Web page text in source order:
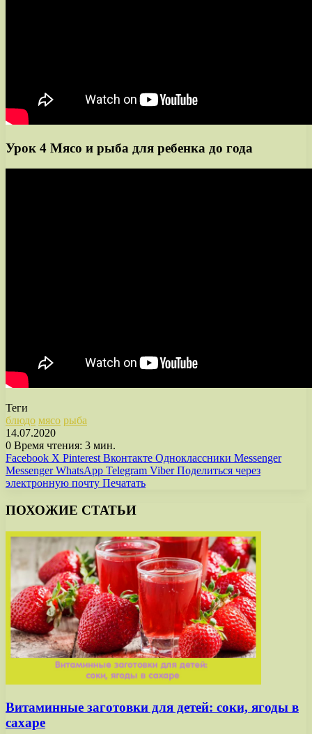
Урок 4 Мясо и рыба для ребенка до года
Теги
блюдо мясо рыба
14.07.2020
0 Время чтения: 3 мин.
Facebook X Pinterest Вконтакте Одноклассники Messenger
Messenger WhatsApp Telegram Viber Поделиться через
электронную почту Печатать
ПОХОЖИЕ СТАТЬИ
Витаминные заготовки для детей: соки, ягоды в
сахаре